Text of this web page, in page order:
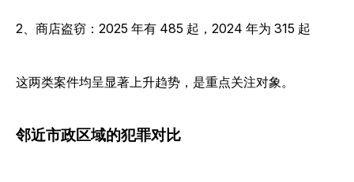
2、商店盗窃：2025 年有 485 起，2024 年为 315 起
这两类案件均呈显著上升趋势，是重点关注对象。
邻近市政区域的犯罪对比